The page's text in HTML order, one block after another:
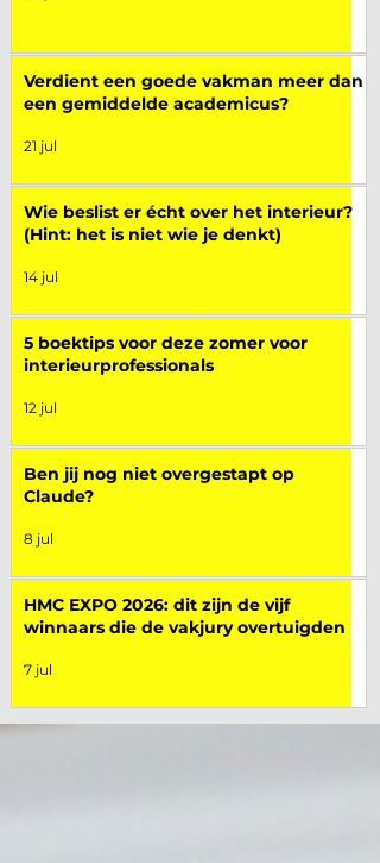
Verdient een goede vakman meer dan
een gemiddelde academicus?
21 jul
Wie beslist er écht over het interieur?
(Hint: het is niet wie je denkt)
14 jul
5 boektips voor deze zomer voor
interieurprofessionals
12 jul
Ben jij nog niet overgestapt op
Claude?
8 jul
HMC EXPO 2026: dit zijn de vijf
winnaars die de vakjury overtuigden
7 jul